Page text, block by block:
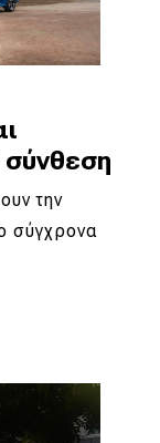
την
σύγχρονα